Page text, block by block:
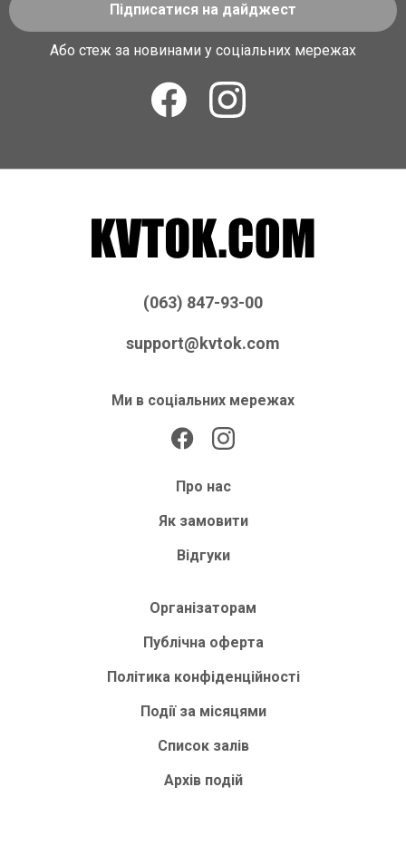
Підписатися на дайджест
Або стеж за новинами у соціальних мережах
(063) 847-93-00
support@kvtok.com
Ми в соціальних мережах
Про нас
Як замовити
Відгуки
Організаторам
Публічна оферта
Політика конфіденційності
Події за місяцями
Список залів
Архів подій